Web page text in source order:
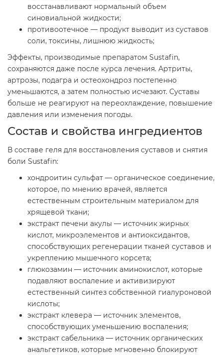
восстанавливают нормальный объем
синовиальной жидкости;
противоотечное — продукт выводит из суставов
соли, токсины, лишнюю жидкость;
Эффекты, производимые препаратом Sustafin,
сохраняются даже после курса лечения. Артриты,
артрозы, подагра и остеохондроз постепенно
уменьшаются, а затем полностью исчезают. Суставы
больше не реагируют на переохлаждение, повышение
давления или изменения погоды.
Состав и свойства ингредиентов
В составе геля для восстановления суставов и снятия
боли Sustafin:
хондроитин сульфат — органическое соединение,
которое, по мнению врачей, является
естественным строительным материалом для
хрящевой ткани;
экстракт печени акулы — источник жирных
кислот, микроэлементов и антиоксидантов,
способствующих регенерации тканей суставов и
укреплению мышечного корсета;
глюкозамин — источник аминокислот, которые
подавляют воспаление и активизируют
естественный синтез собственной гиалуроновой
кислоты;
экстракт клевера — источник элементов,
способствующих уменьшению воспаления;
экстракт сабельника — источник органических
анальгетиков, которые мгновенно блокируют